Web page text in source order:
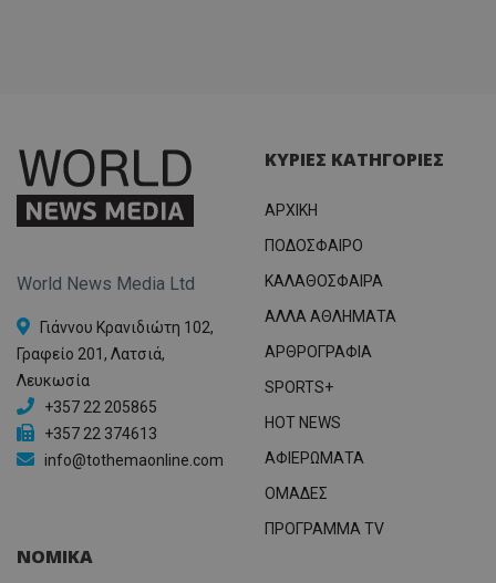
World News Media Ltd
Γιάννου Κρανιδιώτη 102,
Γραφείο 201, Λατσιά,
Λευκωσία
+357 22 205865
+357 22 374613
info@tothemaonline.com
ΚΥΡΙΕΣ ΚΑΤΗΓΟΡΙΕΣ
ΑΡΧΙΚΗ
ΠΟΔΟΣΦΑΙΡΟ
ΚΑΛΑΘΟΣΦΑΙΡΑ
ΑΛΛΑ ΑΘΛΗΜΑΤΑ
ΑΡΘΡΟΓΡΑΦΙΑ
SPORTS+
HOT NEWS
ΑΦΙΕΡΩΜΑΤΑ
ΟΜΑΔΕΣ
ΠΡΟΓΡΑΜΜΑ TV
ΝΟΜΙΚΑ